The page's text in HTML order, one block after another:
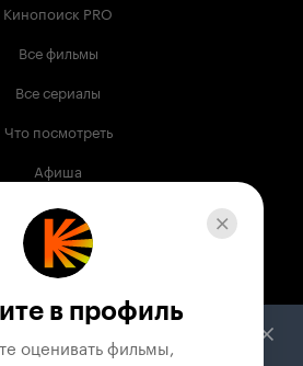
Кинопоиск PRO
Все фильмы
Все сериалы
Что посмотреть
Афиша
Музыка
Телепрограмма
поддержки
в профиль
оценивать фильмы,